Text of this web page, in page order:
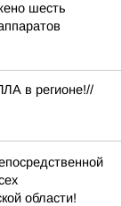
шесть
в регионе!//
области!